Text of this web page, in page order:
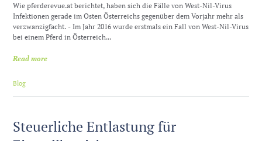
Wie pferderevue.at berichtet, haben sich die Fälle von West-Nil-Virus
Infektionen gerade im Osten Österreichs gegenüber dem Vorjahr mehr als
verzwanzigfacht. - Im Jahr 2016 wurde erstmals ein Fall von West-Nil-Virus
bei einem Pferd in Österreich...
Read more
Blog
Steuerliche Entlastung für